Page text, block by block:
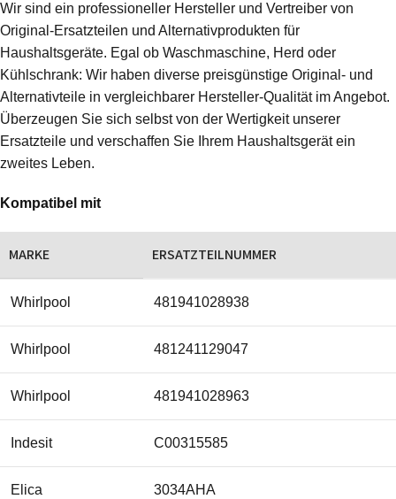
Wir sind ein professioneller Hersteller und Vertreiber von
Original-Ersatzteilen und Alternativprodukten für
Haushaltsgeräte. Egal ob Waschmaschine, Herd oder
Kühlschrank: Wir haben diverse preisgünstige Original- und
Alternativteile in vergleichbarer Hersteller-Qualität im Angebot.
Überzeugen Sie sich selbst von der Wertigkeit unserer
Ersatzteile und verschaffen Sie Ihrem Haushaltsgerät ein
zweites Leben.
Kompatibel mit
MARKE ERSATZTEILNUMMER
Whirlpool 481941028938
Whirlpool 481241129047
Whirlpool 481941028963
Indesit C00315585
Elica 3034AHA